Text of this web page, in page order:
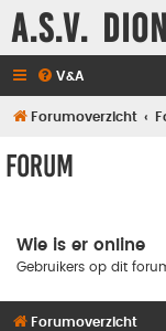
A.S.V.
V&A
Forumoverzicht
Forum
Wie is er online
Gebruikers op dit
Forumoverzicht